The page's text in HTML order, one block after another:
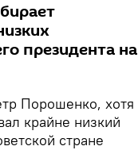
президента на
Порошенко, хотя
крайне низкий
стране